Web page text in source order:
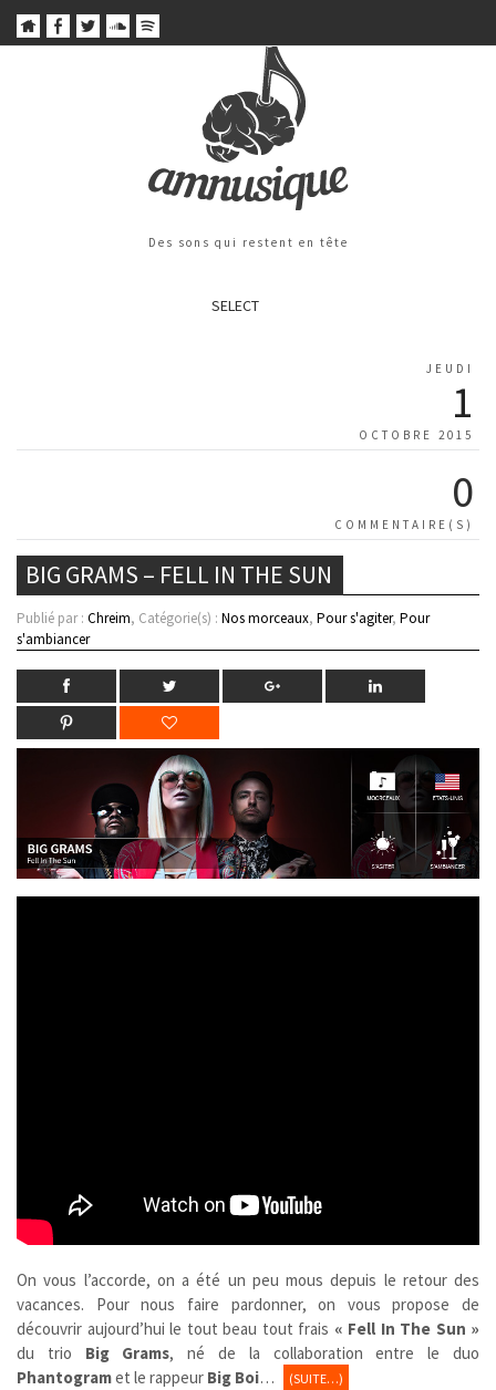
Des sons qui restent en tête
SELECT
JEUDI
1
OCTOBRE 2015
0
COMMENTAIRE(S)
BIG GRAMS – FELL IN THE SUN
Publié par : Chreim, Catégorie(s) : Nos morceaux, Pour s'agiter, Pour
s'ambiancer
On vous l’accorde, on a été un peu mous depuis le retour des
vacances. Pour nous faire pardonner, on vous propose de
découvrir aujourd’hui le tout beau tout frais « Fell In The Sun »
du trio Big Grams, né de la collaboration entre le duo
Phantogramet le rappeur Big Boi… (SUITE…)